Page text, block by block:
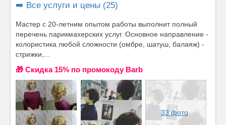
➡️ Все услуги и цены (25)
Мастер с 20-летним опытом работы выполнит полный
перечень парикмахерских услуг. Основное направление -
колористика любой сложности (омбре, шатуш, балаяж) -
стрижки,...
🎁 Cкидка 15% по промокоду Barb
33 фото